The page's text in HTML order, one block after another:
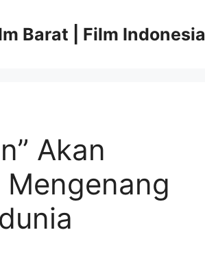
Barat | Film Indonesia
Akan